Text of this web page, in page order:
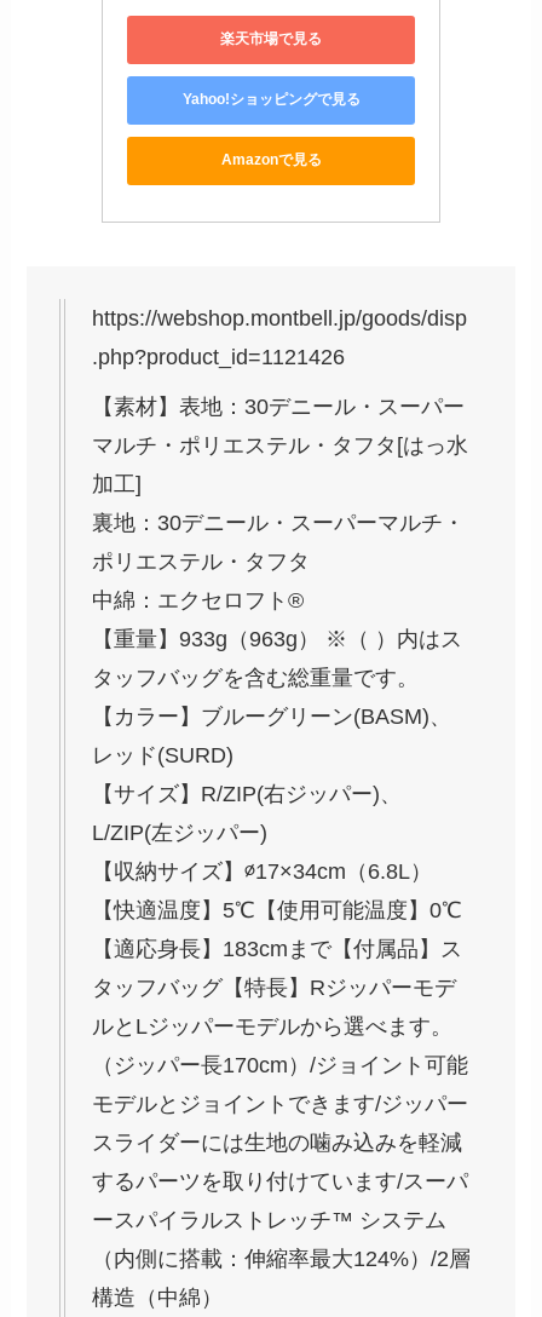
楽天市場で見る
Yahoo!ショッピングで見る
Amazonで見る
https://webshop.montbell.jp/goods/disp
.php?product_id=1121426
【素材】表地：30デニール・スーパー
マルチ・ポリエステル・タフタ[はっ水
加工]
裏地：30デニール・スーパーマルチ・
ポリエステル・タフタ
中綿：エクセロフト®
【重量】933g（963g） ※（ ）内はス
タッフバッグを含む総重量です。
【カラー】ブルーグリーン(BASM)、
レッド(SURD)
【サイズ】R/ZIP(右ジッパー)、
L/ZIP(左ジッパー)
【収納サイズ】∅17×34cm（6.8L）
【快適温度】5℃【使用可能温度】0℃
【適応身長】183cmまで【付属品】ス
タッフバッグ【特長】Rジッパーモデ
ルとLジッパーモデルから選べます。
（ジッパー長170cm）/ジョイント可能
モデルとジョイントできます/ジッパー
スライダーには生地の噛み込みを軽減
するパーツを取り付けています/スーパ
ースパイラルストレッチ™ システム
（内側に搭載：伸縮率最大124%）/2層
構造（中綿）